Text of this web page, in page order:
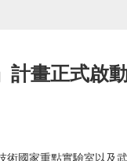
畫正式啟動